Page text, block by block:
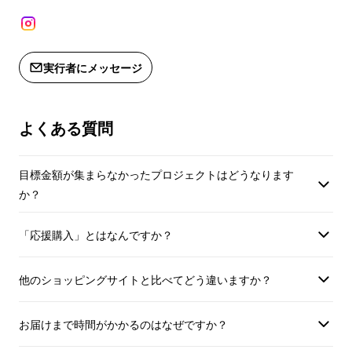
リターンには、1回分の年間契約更新権のつい
のついた「3つ星プラン」もご用意。
実行者にメッセージ
よくある質問
目標金額が集まらなかったプロジェクトはどうなります
か？
「応援購入」とはなんですか？
他のショッピングサイトと比べてどう違いますか？
お届けまで時間がかかるのはなぜですか？